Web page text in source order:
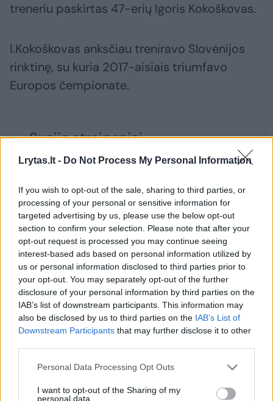
Lrytas.lt - Do Not Process My Personal Information
If you wish to opt-out of the sale, sharing to third parties, or
processing of your personal or sensitive information for
targeted advertising by us, please use the below opt-out
section to confirm your selection. Please note that after your
opt-out request is processed you may continue seeing
interest-based ads based on personal information utilized by
us or personal information disclosed to third parties prior to
your opt-out. You may separately opt-out of the further
disclosure of your personal information by third parties on the
IAB’s list of downstream participants. This information may
also be disclosed by us to third parties on the IAB’s List of
Downstream Participants that may further disclose it to other
Personal Data Processing Opt Outs
I want to opt-out of the Sharing of my
personal data.
treneriu paskirtas 47-erių Igoris Kokoškovas.
I.Kokoškovas anksčiau treniravo Slovėnijos
rinktinę, su kuria 2017-aisiais triumfavo
Europos čempionate.
Susiję straipsniai
Serbijos žiniasklaidoje –
milžiniškas nusivylimas: „Iš
anksto „iškovotas“ auksas
išsprūdo“
serbų